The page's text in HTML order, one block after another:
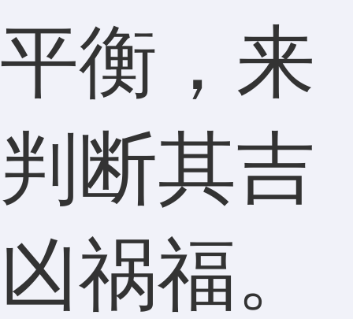
平衡，来
判断其吉
凶祸福。